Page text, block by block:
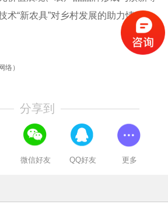
术“新农具”对乡村发展的助力情况。
）
分享到
微信好友 QQ好友 更多